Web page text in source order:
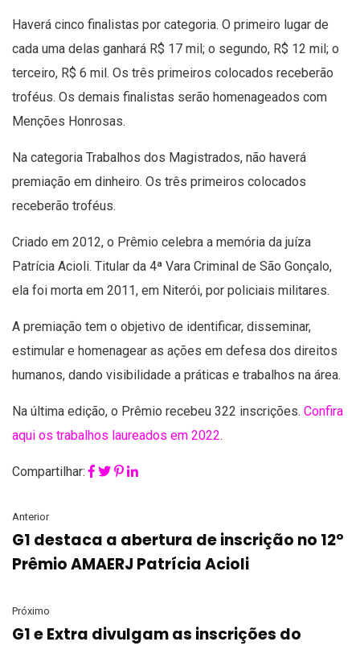
Haverá cinco finalistas por categoria. O primeiro lugar de
cada uma delas ganhará R$ 17 mil; o segundo, R$ 12 mil; o
terceiro, R$ 6 mil. Os três primeiros colocados receberão
troféus. Os demais finalistas serão homenageados com
Menções Honrosas.
Na categoria Trabalhos dos Magistrados, não haverá
premiação em dinheiro. Os três primeiros colocados
receberão troféus.
Criado em 2012, o Prêmio celebra a memória da juíza
Patrícia Acioli. Titular da 4ª Vara Criminal de São Gonçalo,
ela foi morta em 2011, em Niterói, por policiais militares.
A premiação tem o objetivo de identificar, disseminar,
estimular e homenagear as ações em defesa dos direitos
humanos, dando visibilidade a práticas e trabalhos na área.
Na última edição, o Prêmio recebeu 322 inscrições. Confira
aqui os trabalhos laureados em 2022.
Compartilhar:
Anterior
G1 destaca a abertura de inscrição no 12º
Prêmio AMAERJ Patrícia Acioli
Próximo
G1 e Extra divulgam as inscrições do